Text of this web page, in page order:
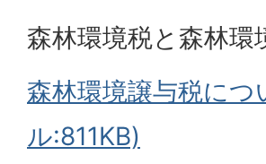
森林環境税と森林
森林環境譲与税に
ル:811KB)